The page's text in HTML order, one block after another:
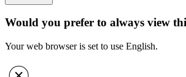
Would you prefer to always view
Your web browser is set to use English.